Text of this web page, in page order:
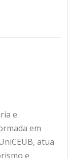
e
em
atua
e